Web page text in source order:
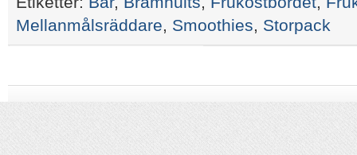
Mellanmålsräddare, Smoothies, Storpack